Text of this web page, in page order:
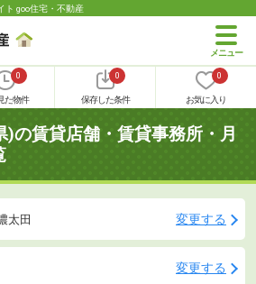
ト goo住宅・不動産
0
た物件
0
保存した条件
0
お気に入り
)の賃貸店舗・賃貸事務所・月
太田 変更する
変更する